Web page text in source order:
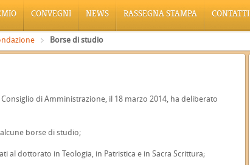
CONVEGNI NEWS RASSEGNA STAMPA CONTATTI
Borse di studio
di Amministrazione, il 18 marzo 2014, ha deliberato
borse di studio;
dottorato in Teologia, in Patristica e in Sacra Scrittura;